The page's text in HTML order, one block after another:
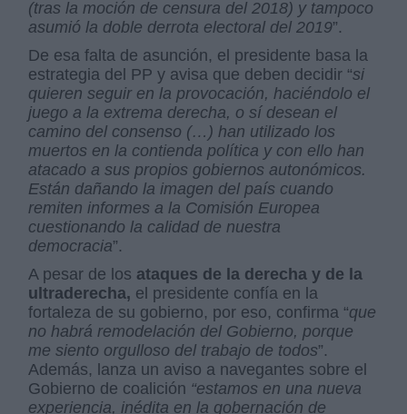
(tras la moción de censura del 2018) y tampoco
asumió la doble derrota electoral del 2019”.
De esa falta de asunción, el presidente basa la
estrategia del PP y avisa que deben decidir “si
quieren seguir en la provocación, haciéndolo el
juego a la extrema derecha, o sí desean el
camino del consenso (…) han utilizado los
muertos en la contienda política y con ello han
atacado a sus propios gobiernos autonómicos.
Están dañando la imagen del país cuando
remiten informes a la Comisión Europea
cuestionando la calidad de nuestra
democracia”.
A pesar de los ataques de la derecha y de la
ultraderecha, el presidente confía en la
fortaleza de su gobierno, por eso, confirma “que
no habrá remodelación del Gobierno, porque
me siento orgulloso del trabajo de todos”.
Además, lanza un aviso a navegantes sobre el
Gobierno de coalición “estamos en una nueva
experiencia, inédita en la gobernación de